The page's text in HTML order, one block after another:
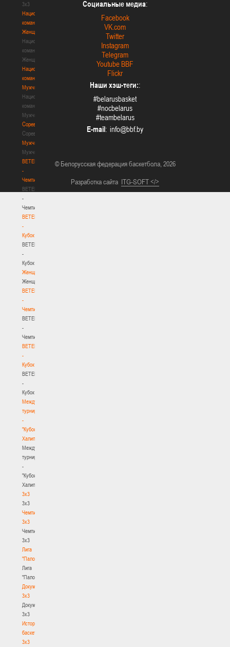
3х3
Национальная
команда.
Женщины
Национальная
команда.
Женщины
Национальная
команда.
Мужчины
Национальная
команда.
Мужчины
Соревнования
Соревнования
Мужчины
Мужчины
BETERA
-
Чемпионат
BETERA
-
Чемпионат
BETERA
-
Кубок
BETERA
-
Кубок
Женщины
Женщины
BETERA
-
Чемпионат
BETERA
-
Чемпионат
BETERA
-
Кубок
BETERA
-
Кубок
Международный
турнир
-
"Кубок
Халипского"
Международный
турнир
-
"Кубок
Халипского"
3x3
3x3
Чемпионат
3х3
Чемпионат
3х3
Лига
"Палова"
Лига
"Палова"
Документы
3х3
Документы
3х3
История
баскетбола
3х3
Социальные медиа:
Facebook
VK.com
Twitter
Instagram
Telegram
Youtube BBF
Flickr
Наши хэш-теги::
#belarusbasket
#nocbelarus
#teambelarus
E-mail:
© Белорусская федерация баскетбола, 2026
Разработка сайта ITG-SOFT </>